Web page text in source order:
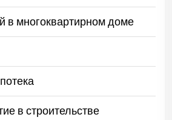
в многоквартирном доме
в строительстве